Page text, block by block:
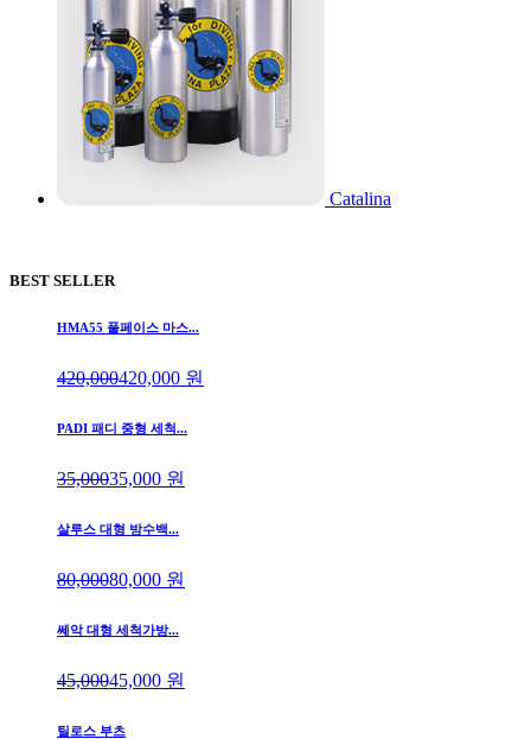
Catalina
BEST SELLER
HMA55 풀페이스 마스...
420,000420,000 원
PADI 패디 중형 세척...
35,00035,000 원
살루스 대형 방수백...
80,00080,000 원
쎄악 대형 세척가방...
45,00045,000 원
틸로스 부츠